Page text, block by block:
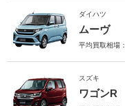
ダイハツ
ムーヴ
平均買取相場：
スズキ
ワゴンR